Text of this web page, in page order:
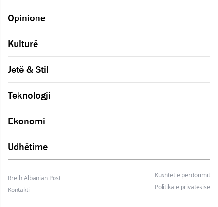
Opinione
Kulturë
Jetë & Stil
Teknologji
Ekonomi
Udhëtime
Rreth Albanian Post
Kushtet e përdorimit
Kontakti
Politika e privatësisë